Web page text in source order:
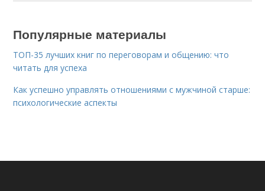
Популярные материалы
ТОП-35 лучших книг по переговорам и общению: что
читать для успеха
Как успешно управлять отношениями с мужчиной старше:
психологические аспекты